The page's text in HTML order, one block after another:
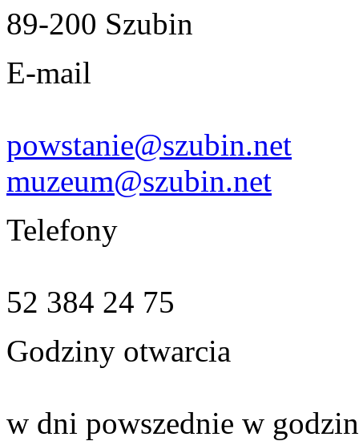
89-200 Szubin
E-mail
powstanie@szubin.net
muzeum@szubin.net
Telefony
52 384 24 75
Godziny otwarcia
w dni powszednie w